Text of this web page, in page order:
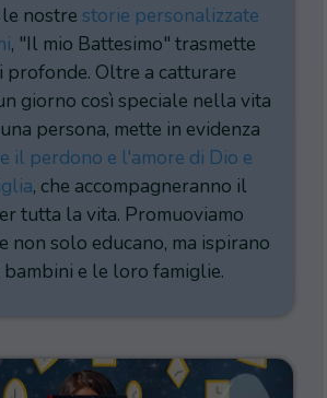
nostre storie personalizzate
, "Il mio Battesimo" trasmette
profonde. Oltre a catturare
giorno così speciale nella vita
persona, mette in evidenza
il perdono e l'amore di Dio e
, che accompagneranno il
tutta la vita. Promuoviamo
non solo educano, ma ispirano
bambini e le loro famiglie.